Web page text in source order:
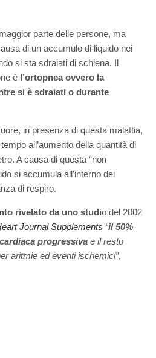
parte delle persone, ma
di un accumulo di liquido nei
si sta sdraiati di schiena. Il
è l’ortopnea ovvero la
si è sdraiati o durante
in presenza di questa malattia,
all’aumento della quantità di
A causa di questa “non
si accumula all’interno dei
di respiro.
rivelato da uno studio del 2002
Journal Supplements “il 50%
progressiva e il resto
aritmie ed eventi ischemici”,